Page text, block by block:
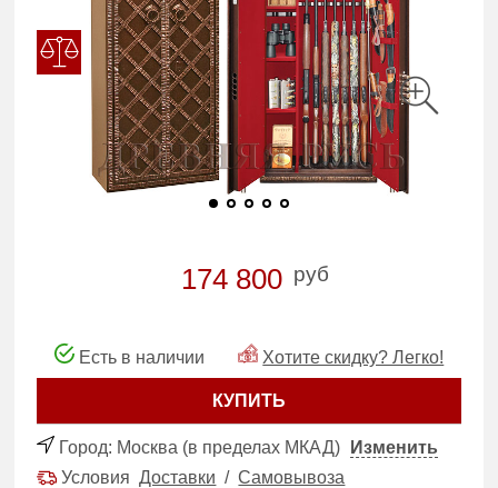
174 800 руб
Есть в наличии Хотите скидку? Легко!
КУПИТЬ
Город: Москва (в пределах МКАД)
Изменить
УсловияДоставки /Самовывоза